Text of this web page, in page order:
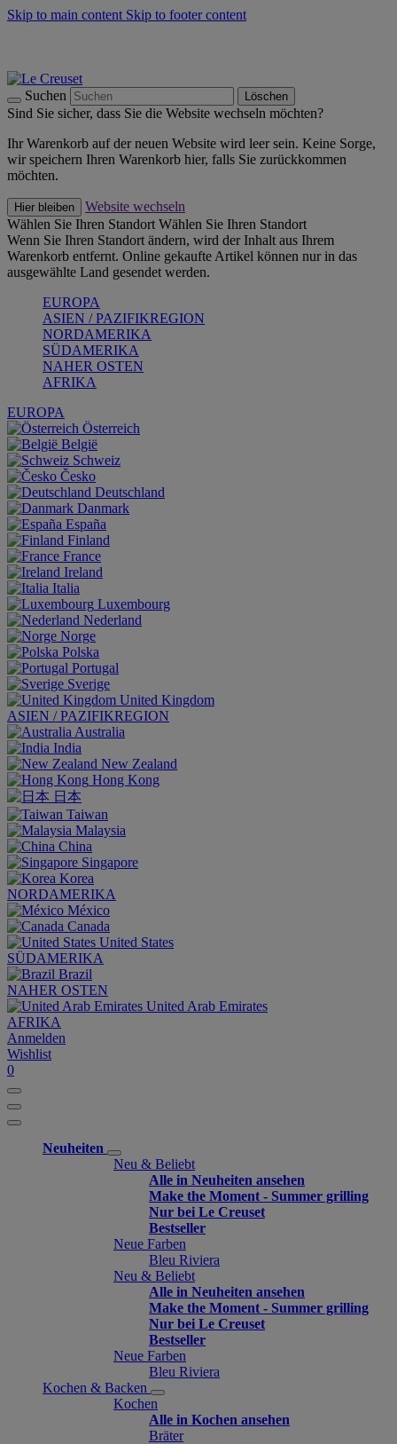
Skip to main content Skip to footer content
Suchen Löschen
Sind Sie sicher, dass Sie die Website wechseln möchten?
Ihr Warenkorb auf der neuen Website wird leer sein. Keine Sorge,
wir speichern Ihren Warenkorb hier, falls Sie zurückkommen
möchten.
Hier bleiben
Website wechseln
Wählen Sie Ihren Standort Wählen Sie Ihren Standort
Wenn Sie Ihren Standort ändern, wird der Inhalt aus Ihrem
Warenkorb entfernt. Online gekaufte Artikel können nur in das
ausgewählte Land gesendet werden.
EUROPA
ASIEN / PAZIFIKREGION
NORDAMERIKA
SÜDAMERIKA
NAHER OSTEN
AFRIKA
EUROPA
Österreich
België
Schweiz
Česko
Deutschland
Danmark
España
Finland
France
Ireland
Italia
Luxembourg
Nederland
Norge
Polska
Portugal
Sverige
United Kingdom
ASIEN / PAZIFIKREGION
Australia
India
New Zealand
Hong Kong
日本
Taiwan
Malaysia
China
Singapore
Korea
NORDAMERIKA
México
Canada
United States
SÜDAMERIKA
Brazil
NAHER OSTEN
United Arab Emirates
AFRIKA
Anmelden
Wishlist
0
Neuheiten
Neu & Beliebt
Alle in Neuheiten ansehen
Make the Moment - Summer grilling
Nur bei Le Creuset
Bestseller
Neue Farben
Bleu Riviera
Neu & Beliebt
Alle in Neuheiten ansehen
Make the Moment - Summer grilling
Nur bei Le Creuset
Bestseller
Neue Farben
Bleu Riviera
Kochen & Backen
Kochen
Alle in Kochen ansehen
Bräter